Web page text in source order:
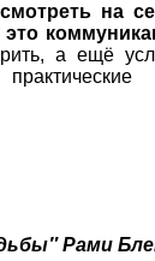
на
а ещё
Рами